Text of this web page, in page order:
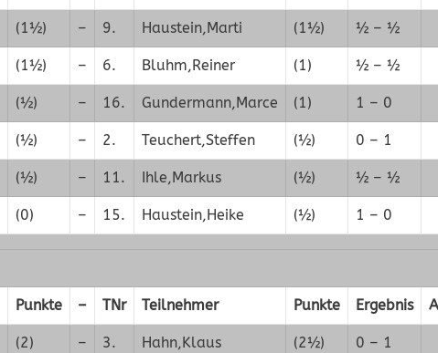
(1½) – 9. Haustein,Marti (1½) ½ – ½
(1½) – 6. Bluhm,Reiner (1) ½ – ½
(½) – 16. Gundermann,Marce (1) 1 – 0
(½) – 2. Teuchert,Steffen (½) 0 – 1
(½) – 11. Ihle,Markus (½) ½ – ½
(0) – 15. Haustein,Heike (½) 1 – 0
Punkte – TNr Teilnehmer Punkte Ergebnis
(2) – 3. Hahn,Klaus (2½) 0 – 1